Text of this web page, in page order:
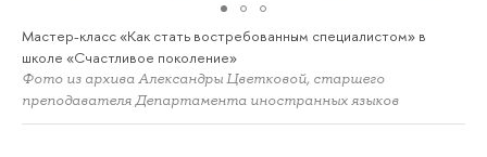
Мастер-класс «Как стать востребованным специалистом» в
школе «Счастливое поколение»
Фото из архива Александры Цветковой, старшего
преподавателя Департамента иностранных языков